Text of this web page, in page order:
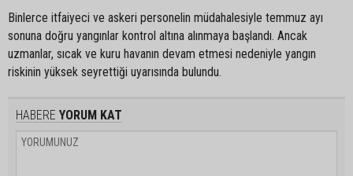
Binlerce itfaiyeci ve askeri personelin müdahalesiyle temmuz ayı
sonuna doğru yangınlar kontrol altına alınmaya başlandı. Ancak
uzmanlar, sıcak ve kuru havanın devam etmesi nedeniyle yangın
riskinin yüksek seyrettiği uyarısında bulundu.
HABERE YORUM KAT